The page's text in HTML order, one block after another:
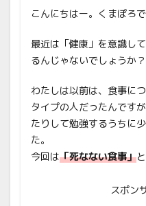
こんにちはー。くまぽろで
最近は「健康」を意識し
るんじゃないでしょうか？
わたしは以前は、食事に
タイプの人だったんです
たりして勉強するうちに
た。
今回は「死なない食事」
スポン